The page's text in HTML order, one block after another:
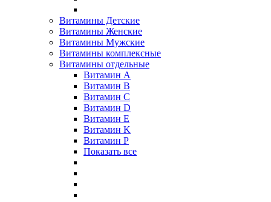
Витамины Детские
Витамины Женские
Витамины Мужские
Витамины комплексные
Витамины отдельные
Витамин A
Витамин B
Витамин C
Витамин D
Витамин E
Витамин K
Витамин P
Показать все